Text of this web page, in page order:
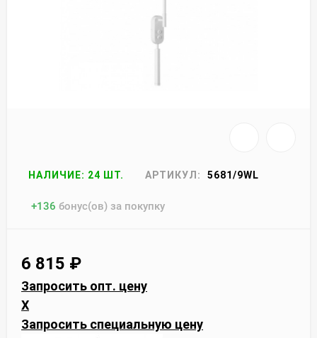
НАЛИЧИЕ: 24 ШТ. АРТИКУЛ: 5681/9WL
+136 бонус(ов) за покупку
6 815 ₽
Запросить опт. цену
X
Запросить специальную цену